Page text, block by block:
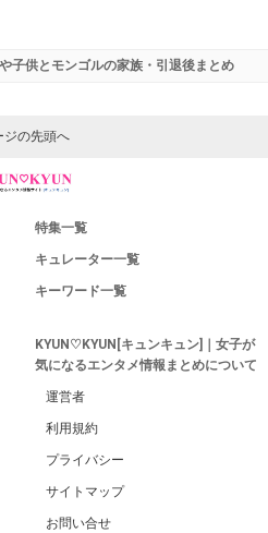
子供とモンゴルの家族・引退後まとめ
ジの先頭へ
特集一覧
キュレーター一覧
キーワード一覧
KYUN♡KYUN[キュンキュン]｜女子が
気になるエンタメ情報まとめについて
運営者
利用規約
プライバシー
サイトマップ
お問い合せ